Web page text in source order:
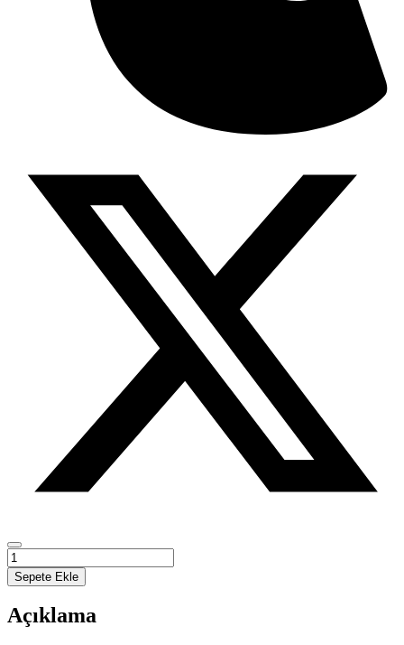
Gelibolu
Vilayeti
1923-
adet
Sepete Ekle
Açıklama